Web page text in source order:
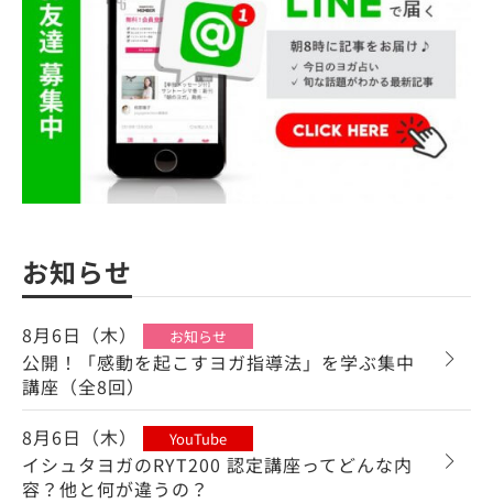
お知らせ
8月6日（木） お知らせ
公開！「感動を起こすヨガ指導法」を学ぶ集中
講座（全8回）
8月6日（木）
YouTube
イシュタヨガのRYT200 認定講座ってどんな内
容？他と何が違うの？